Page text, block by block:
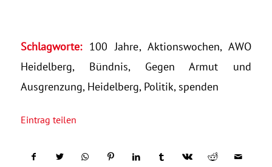
Schlagworte: 100 Jahre, Aktionswochen,AWO
Heidelberg, Bündnis, Gegen Armut und
Ausgrenzung, Heidelberg, Politik,spenden
Eintrag teilen